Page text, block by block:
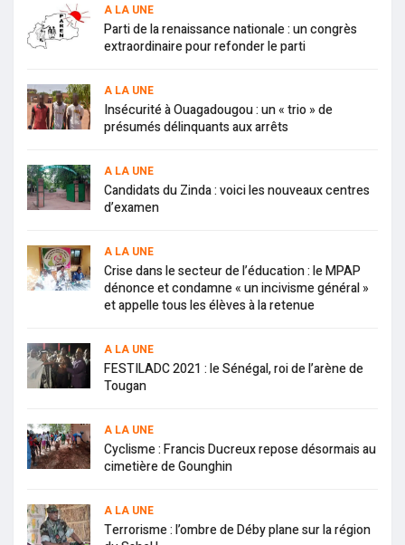
A LA UNE
Parti de la renaissance nationale : un congrès
extraordinaire pour refonder le parti
A LA UNE
Insécurité à Ouagadougou : un « trio » de
présumés délinquants aux arrêts
A LA UNE
Candidats du Zinda : voici les nouveaux centres
d’examen
A LA UNE
Crise dans le secteur de l’éducation : le MPAP
dénonce et condamne « un incivisme général »
et appelle tous les élèves à la retenue
A LA UNE
FESTILADC 2021 : le Sénégal, roi de l’arène de
Tougan
A LA UNE
Cyclisme : Francis Ducreux repose désormais au
cimetière de Gounghin
A LA UNE
Terrorisme : l’ombre de Déby plane sur la région